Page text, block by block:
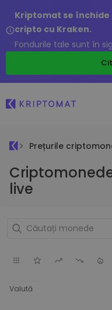
Kriptomat se
cripto cu Kraken.
Fondurile tale sunt în
Prețurile
live
Valută